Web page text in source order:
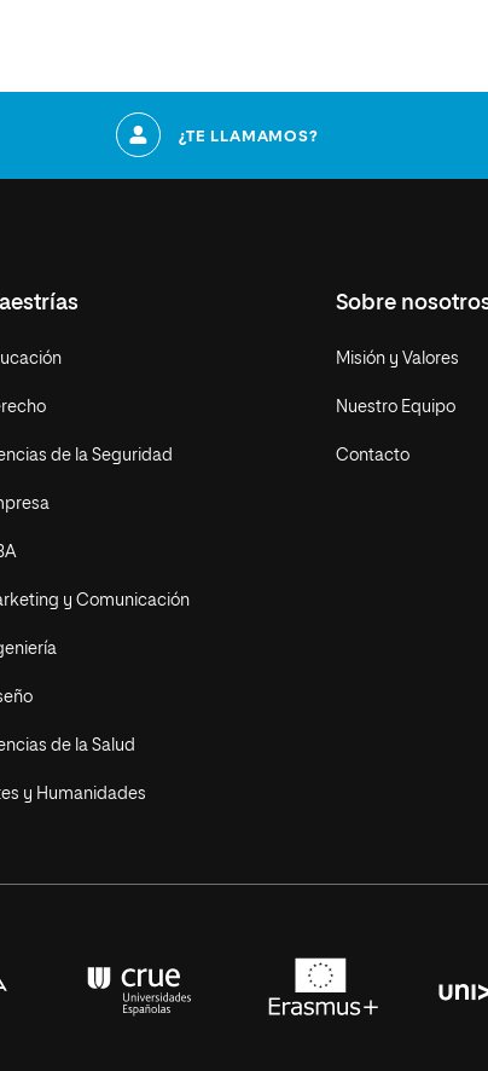
¿TE LLAMAMOS?
de la Seguridad
y Comunicación
de la Salud
y Humanidades
Sobre
Misión y Valores
Nuestro Equipo
Contacto